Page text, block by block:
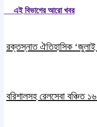
এই বিভাগের আরো খবর
রক্তস্নাত ঐতিহাসিক
বরিশালসহ রেলসেবা বঞ্চিত